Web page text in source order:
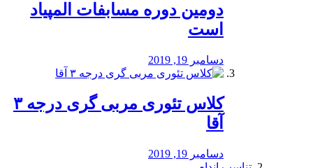
دومین دوره مسابفات المپیاد
است
دسامبر 19, 2019
کلاس تئوری مربی گری درجه ۳
آقا
دسامبر 19, 2019